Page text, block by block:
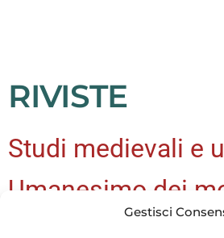
Gestisci
RIVISTE
Studi medievali e
Umanesimo dei